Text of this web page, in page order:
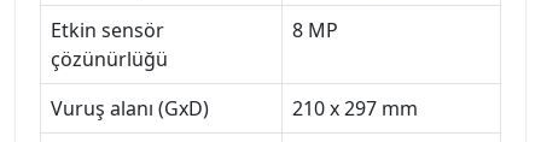
Etkin sensör
çözünürlüğü
8 MP
Vuruş alanı (GxD)
210 x 297 mm